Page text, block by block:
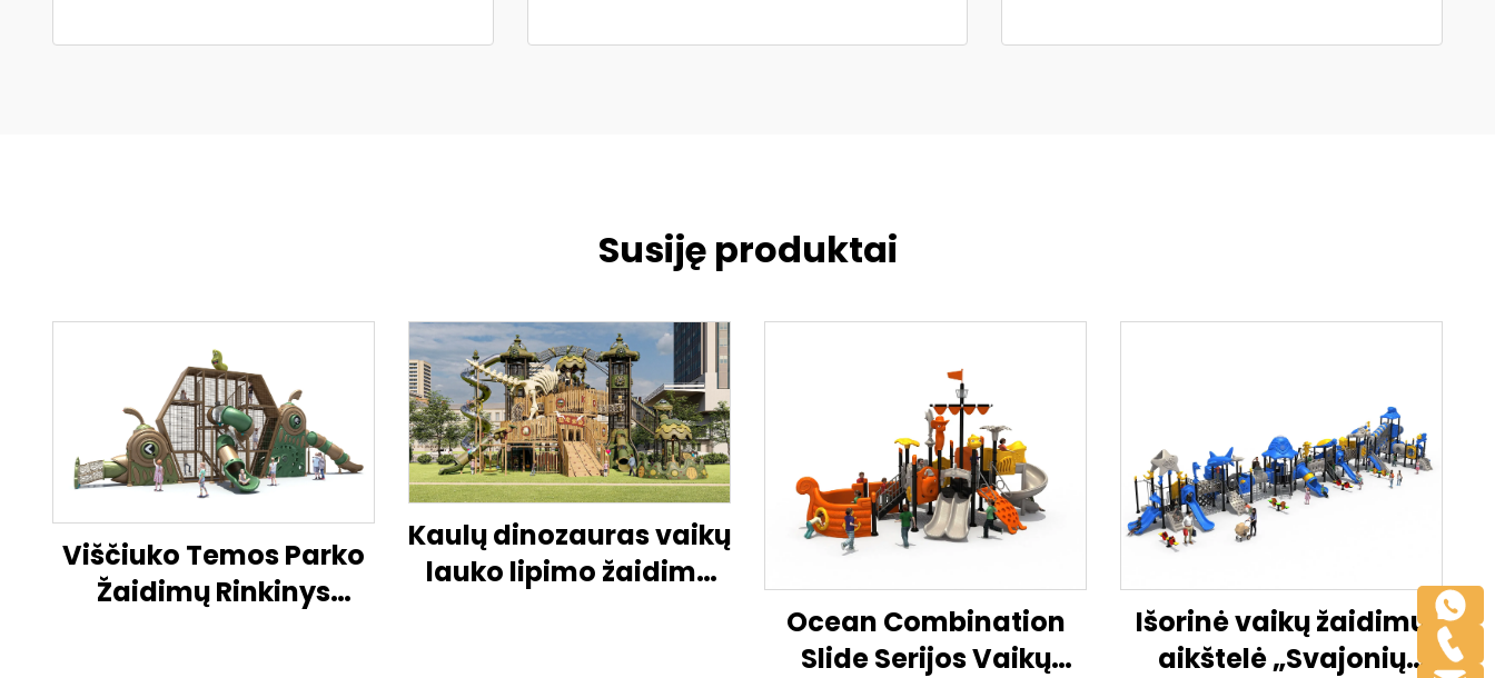
Susiję produktai
Viščiuko Temos Parko
Žaidimų Rinkinys
Kaulų dinozauras vaikų
lauko lipimo žaidimų
Ocean Combination
Slide Serijos Vaikų
Išorinė vaikų žaidimų
aikštelė „Svajonių